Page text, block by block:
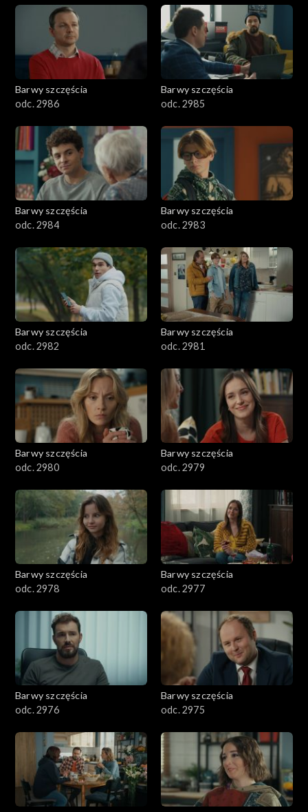
801–900
782–800
Barwy szczęścia
odc. 2986
Barwy szczęścia
odc. 2985
Barwy szczęścia
odc. 2984
Barwy szczęścia
odc. 2983
Barwy szczęścia
odc. 2982
Barwy szczęścia
odc. 2981
Barwy szczęścia
odc. 2980
Barwy szczęścia
odc. 2979
Barwy szczęścia
odc. 2978
Barwy szczęścia
odc. 2977
Barwy szczęścia
odc. 2976
Barwy szczęścia
odc. 2975